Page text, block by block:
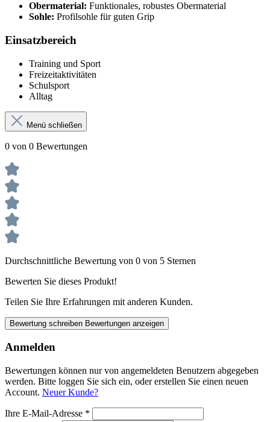
Obermaterial: Funktionales, robustes Obermaterial
Sohle: Profilsohle für guten Grip
Einsatzbereich
Training und Sport
Freizeitaktivitäten
Schulsport
Alltag
Menü schließen
0 von 0 Bewertungen
Durchschnittliche Bewertung von 0 von 5 Sternen
Bewerten Sie dieses Produkt!
Teilen Sie Ihre Erfahrungen mit anderen Kunden.
Bewertung schreiben Bewertungen anzeigen
Anmelden
Bewertungen können nur von angemeldeten Benutzern abgegeben
werden. Bitte loggen Sie sich ein, oder erstellen Sie einen neuen
Account. Neuer Kunde?
Ihre E-Mail-Adresse *